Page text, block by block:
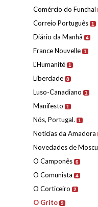
Comércio do Funchal
Correio Português 1
Diário da Manhã 4
France Nouvelle 1
L'Humanité 1
Liberdade 8
Luso-Canadiano 1
Manifesto 1
Nós, Portugal. 1
Notícias da Amadora
Novedades de Moscu
O Camponês 6
O Comunista 4
O Corticeiro 2
O Grito 9